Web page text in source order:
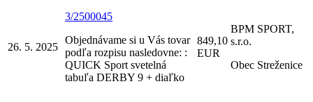
26. 5. 2025
3/2500045
Objednávame si u Vás tovar
podľa rozpisu nasledovne: :
QUICK Sport svetelná
tabuľa DERBY 9 + diaľko
849,10
EUR
BPM SPORT,
s.r.o.
Obec Streženice